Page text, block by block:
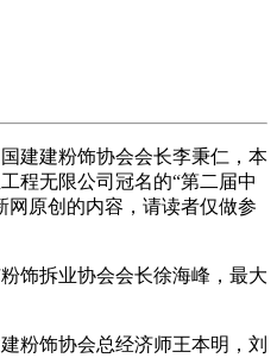
建建粉饰协会会长李秉仁，本
程无限公司冠名的“第二届中
网原创的内容，请读者仅做参
饰拆业协会会长徐海峰，最大
粉饰协会总经济师王本明，刘